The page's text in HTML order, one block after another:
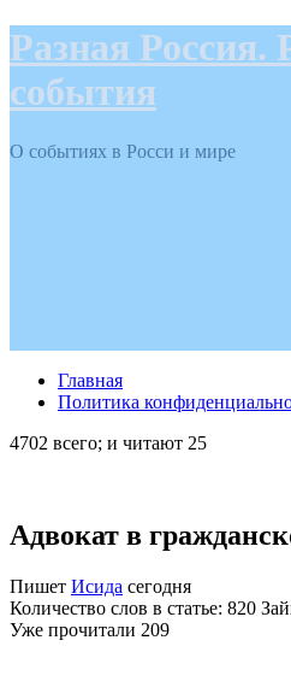
Разная Россия.
события
О событиях в Росси и мире
Главная
Политика
4702 всего; и читают 25
Адвокат в
Пишет Исида сегодня
Количество слов в статье: 820
Уже прочитали 209